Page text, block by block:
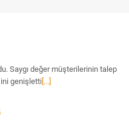
Saygı değer müşterilerinin talep
genişletti [...]